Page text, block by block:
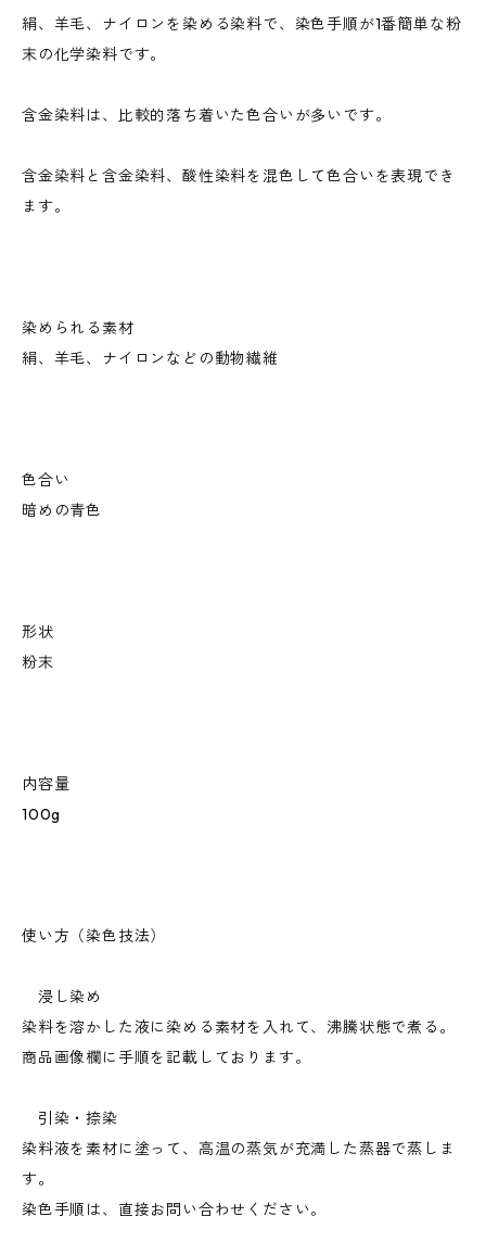
絹、羊毛、ナイロンを染める染料で、染色手順が1番簡単な粉
末の化学染料です。
含金染料は、比較的落ち着いた色合いが多いです。
含金染料と含金染料、酸性染料を混色して色合いを表現でき
ます。
染められる素材
絹、羊毛、ナイロンなどの動物繊維
色合い
暗めの青色
形状
粉末
内容量
100g
使い方（染色技法）
浸し染め
染料を溶かした液に染める素材を入れて、沸騰状態で煮る。
商品画像欄に手順を記載しております。
引染・捺染
染料液を素材に塗って、高温の蒸気が充満した蒸器で蒸しま
す。
染色手順は、直接お問い合わせください。